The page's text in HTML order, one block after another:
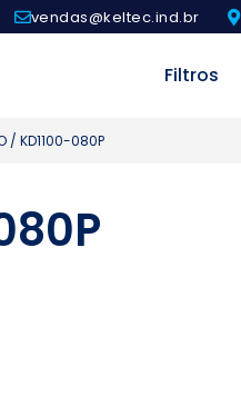
vendas@keltec.ind.br
Filtros
/ KD1100-080P